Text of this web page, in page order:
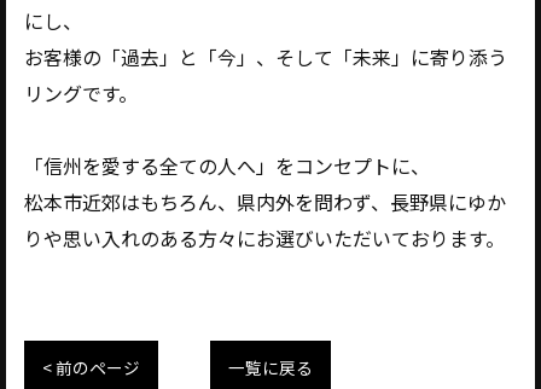
にし、
お客様の「過去」と「今」、そして「未来」に寄り添う
リングです。
「信州を愛する全ての人へ」をコンセプトに、
松本市近郊はもちろん、県内外を問わず、長野県にゆか
りや思い入れのある方々にお選びいただいております。
< 前のページ 一覧に戻る